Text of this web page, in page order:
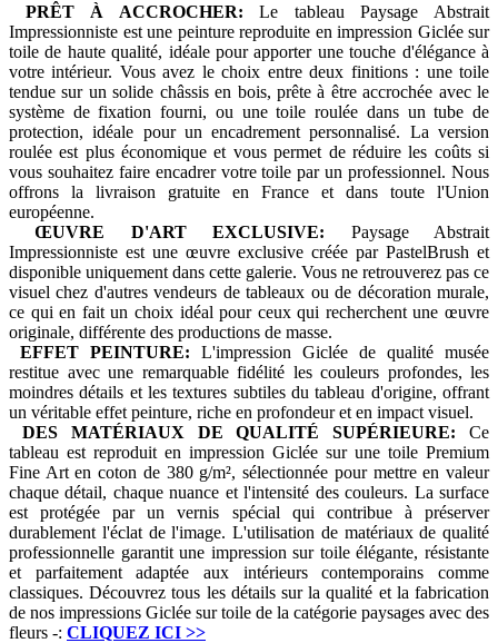
PRÊT À ACCROCHER:Le tableau Paysage Abstrait
Impressionniste est une peinture reproduite en impression Giclée sur
toile de haute qualité, idéale pour apporter une touche d'élégance à
votre intérieur. Vous avez le choix entre deux finitions : une toile
tendue sur un solide châssis en bois, prête à être accrochée avec le
système de fixation fourni, ou une toile roulée dans un tube de
protection, idéale pour un encadrement personnalisé. La version
roulée est plus économique et vous permet de réduire les coûts si
vous souhaitez faire encadrer votre toile par un professionnel. Nous
offrons la livraison gratuite en France et dans toute l'Union
européenne.
ŒUVRE D'ART EXCLUSIVE: Paysage Abstrait
Impressionniste est une œuvre exclusive créée par PastelBrush et
disponible uniquement dans cette galerie. Vous ne retrouverez pas ce
visuel chez d'autres vendeurs de tableaux ou de décoration murale,
ce qui en fait un choix idéal pour ceux qui recherchent une œuvre
originale, différente des productions de masse.
EFFET PEINTURE: L'impression Giclée de qualité musée
restitue avec une remarquable fidélité les couleurs profondes, les
moindres détails et les textures subtiles du tableau d'origine, offrant
un véritable effet peinture, riche en profondeur et en impact visuel.
DES MATÉRIAUX DE QUALITÉ SUPÉRIEURE: Ce
tableau est reproduit en impression Giclée sur une toile Premium
Fine Art en coton de 380 g/m², sélectionnée pour mettre en valeur
chaque détail, chaque nuance et l'intensité des couleurs. La surface
est protégée par un vernis spécial qui contribue à préserver
durablement l'éclat de l'image. L'utilisation de matériaux de qualité
professionnelle garantit une impression sur toile élégante, résistante
et parfaitement adaptée aux intérieurs contemporains comme
classiques. Découvrez tous les détails sur la qualité et la fabrication
de nos impressions Giclée sur toile de la catégorie paysages avec des
fleurs -: CLIQUEZ ICI >>